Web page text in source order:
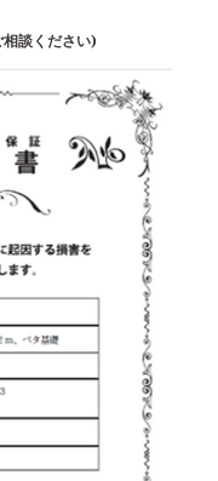
談ください)